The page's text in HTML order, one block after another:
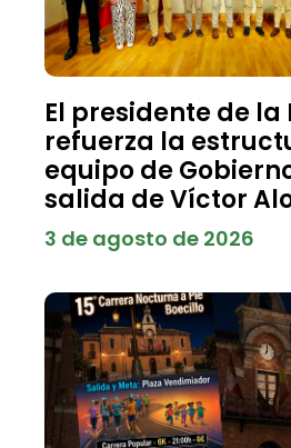
El presidente de
refuerza la
equipo de
salida de Víctor
3 de agosto de 2026